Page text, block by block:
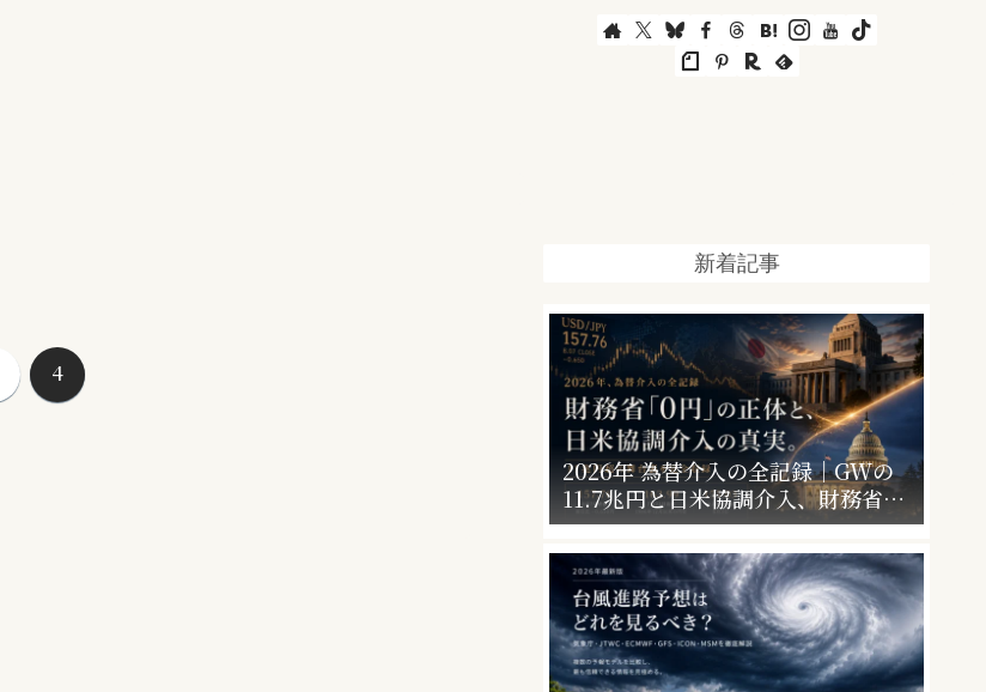
4
新着記事
2026年 為替介入の全記録｜GWの
11.7兆円と日米協調介入、財務省
「0円」の意味